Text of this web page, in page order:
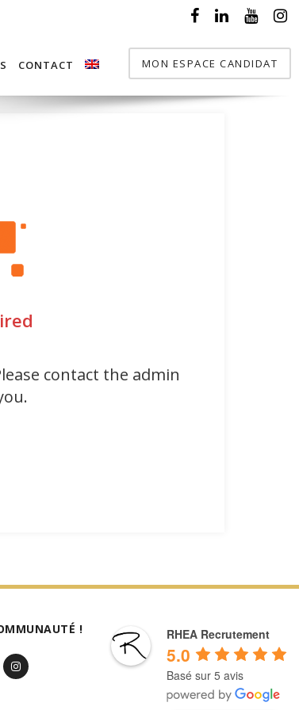
MON ESPACE CANDIDAT
CONTACT
contact the admin
! RHEA Recrutement
5.0
Basé sur 5 avis